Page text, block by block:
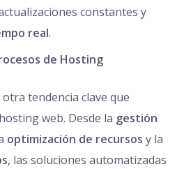
constantes y
real.
de Hosting
otra tendencia clave que
web. Desde la gestión
optimización de recursos y la
, las soluciones automatizadas